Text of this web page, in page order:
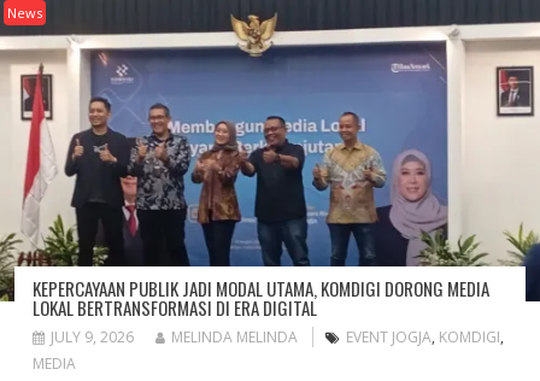
News
KEPERCAYAAN PUBLIK JADI MODAL UTAMA, KOMDIGI DORONG MEDIA
LOKAL BERTRANSFORMASI DI ERA DIGITAL
JULY 9, 2026 MELINDA MELINDA EVENT JOGJA, KOMDIGI,
MEDIA